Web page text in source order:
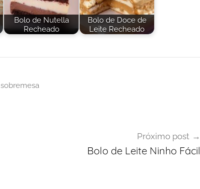
Bolo de Nutella
Recheado
Bolo de Doce de
Leite Recheado
sobremesa
Próximo post
Bolo de Leite Ninho Fácil